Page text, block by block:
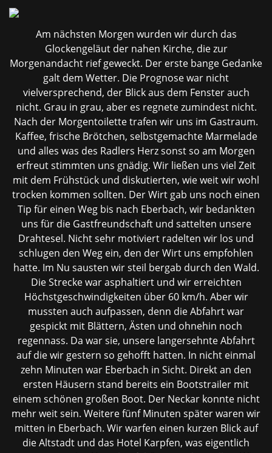
Am nächsten Morgen wurden wir durch das
Glockengeläut der nahen Kirche, die zur
Morgenandacht rief geweckt. Der erste bange Gedanke
galt dem Wetter. Die Prognose war nicht
vielversprechend, der Blick aus dem Fenster auch
nicht. Grau in grau, aber es regnete zumindest nicht.
Nach der Morgentoilette trafen wir uns im Gastraum.
Kaffee, frische Brötchen, selbstgemachte Marmelade
und alles was des Radlers Herz sonst so am Morgen
erfreut stimmten uns gnädig. Wir ließen uns viel Zeit
mit dem Frühstück und diskutierten, wie weit wir wohl
trocken kommen sollten. Der Wirt gab uns noch einen
Tip für einen Weg bis nach Eberbach, wir bedankten
uns für die Gastfreundschaft und sattelten unsere
Drahtesel. Nicht sehr motiviert radelten wir los und
schlugen den Weg ein, den der Wirt uns empfohlen
hatte. Im Nu sausten wir steil bergab durch den Wald.
Die Strecke war asphaltiert und wir erreichten
Höchstgeschwindigkeiten über 60 km/h. Aber wir
mussten auch aufpassen, denn die Abfahrt war
gespickt mit Blättern, Ästen und ohnehin noch
regennass. Da war sie, unsere langersehnte Abfahrt
auf die wir gestern so gehofft hatten. In nicht einmal
zehn Minuten war Eberbach in Sicht. Direkt an den
ersten Häusern stand bereits ein Bootstrailer mit
einem schönen großen Boot. Der Neckar konnte nicht
mehr weit sein. Weitere fünf Minuten später waren wir
mitten in Eberbach. Wir warfen einen kurzen Blick auf
die Altstadt und das Hotel Karpfen, was eigentlich